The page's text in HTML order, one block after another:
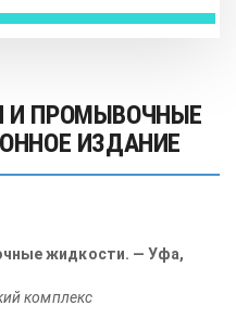
И ПРОМЫВОЧНЫЕ
ИЗДАНИЕ
жидкости. — Уфа,
комплекс